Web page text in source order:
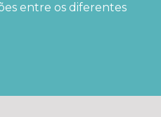
entre os diferentes